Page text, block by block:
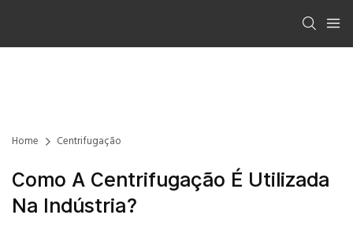
Home Centrifugação
Como A Centrifugação É Utilizada
Na Indústria?